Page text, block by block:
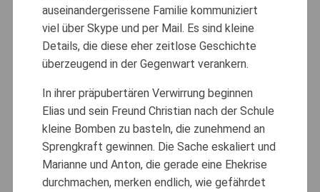
auseinandergerissene Familie kommuniziert
viel über Skype und per Mail. Es sind kleine
Details, die diese eher zeitlose Geschichte
überzeugend in der Gegenwart verankern.
In ihrer präpubertären Verwirrung beginnen
Elias und sein Freund Christian nach der Schule
kleine Bomben zu basteln, die zunehmend an
Sprengkraft gewinnen. Die Sache eskaliert und
Marianne und Anton, die gerade eine Ehekrise
durchmachen, merken endlich, wie gefährdet